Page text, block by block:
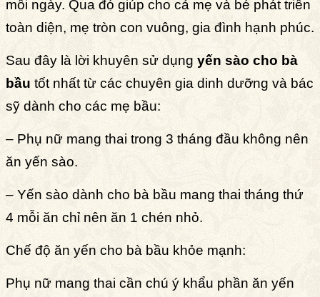
mỗi ngày. Qua đó giúp cho cả mẹ và bé phát triển
toàn diện, mẹ tròn con vuông, gia đình hạnh phúc.
Sau đây là lời khuyên sử dụng yến sào cho bà
bầu tốt nhất từ các chuyên gia dinh dưỡng và bác
sỹ dành cho các mẹ bầu:
– Phụ nữ mang thai trong 3 tháng đầu không nên
ăn yến sào.
– Yến sào dành cho bà bầu mang thai tháng thứ
4 mỗi ăn chỉ nên ăn 1 chén nhỏ.
Chế độ ăn yến cho bà bầu khỏe mạnh:
Phụ nữ mang thai cần chú ý khẩu phần ăn yến